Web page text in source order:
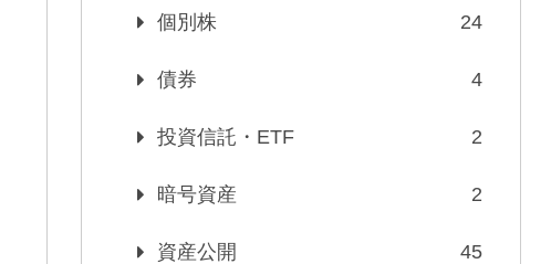
個別株 24
債券 4
投資信託・ETF 2
暗号資産 2
資産公開 45